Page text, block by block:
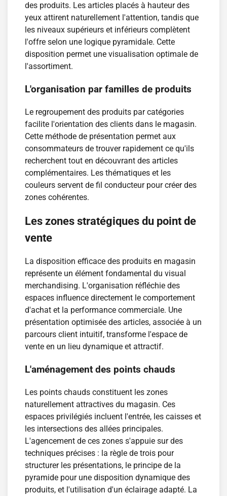
des produits. Les articles placés à hauteur des
yeux attirent naturellement l'attention, tandis que
les niveaux supérieurs et inférieurs complètent
l'offre selon une logique pyramidale. Cette
disposition permet une visualisation optimale de
l'assortiment.
L'organisation par familles de produits
Le regroupement des produits par catégories
facilite l'orientation des clients dans le magasin.
Cette méthode de présentation permet aux
consommateurs de trouver rapidement ce qu'ils
recherchent tout en découvrant des articles
complémentaires. Les thématiques et les
couleurs servent de fil conducteur pour créer des
zones cohérentes.
Les zones stratégiques du point de
vente
La disposition efficace des produits en magasin
représente un élément fondamental du visual
merchandising. L'organisation réfléchie des
espaces influence directement le comportement
d'achat et la performance commerciale. Une
présentation optimisée des articles, associée à un
parcours client intuitif, transforme l'espace de
vente en un lieu dynamique et attractif.
L'aménagement des points chauds
Les points chauds constituent les zones
naturellement attractives du magasin. Ces
espaces privilégiés incluent l'entrée, les caisses et
les intersections des allées principales.
L'agencement de ces zones s'appuie sur des
techniques précises : la règle de trois pour
structurer les présentations, le principe de la
pyramide pour une disposition dynamique des
produits, et l'utilisation d'un éclairage adapté. La